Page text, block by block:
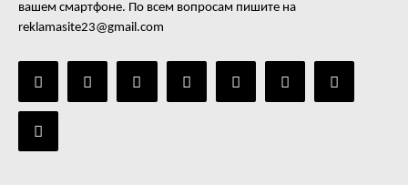
вашем смартфоне. По всем вопросам пишите на
reklamasite23@gmail.com